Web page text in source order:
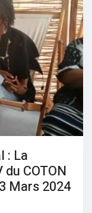
: La
COTON
Mars 2024